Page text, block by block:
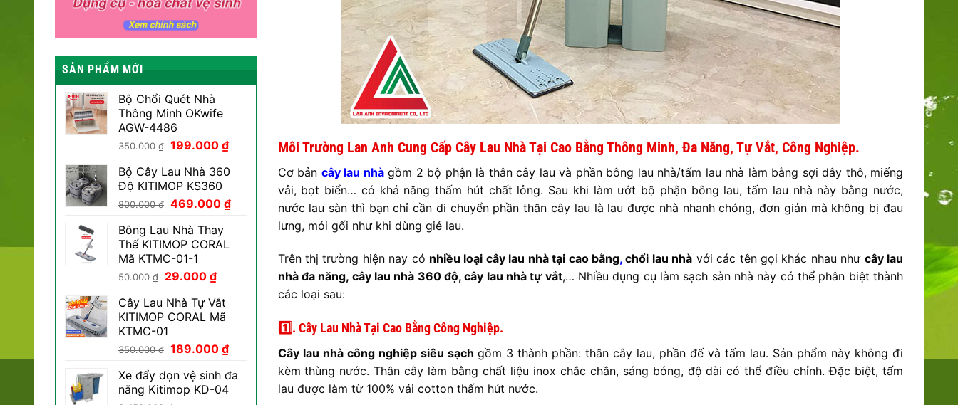
SẢN PHẨM MỚI
Bộ Chổi Quét Nhà
Thông Minh OKwife
AGW-4486
350.000₫ Giá
là:
350.000 ₫.
199.000 ₫Giá
tại
199.000 ₫.
Bộ Cây Lau Nhà 360
Độ KITIMOP KS360
800.000₫ Giá
là:
800.000 ₫.
469.000 ₫Giá
469.000 ₫.
Bông Lau Nhà Thay
Thế KITIMOP CORAL
Mã KTMC-01-1
50.000₫
Giá
là:
50.000 ₫.
29.000 ₫Giá
tại
là:
Cây Lau Nhà Tự Vắt
KITIMOP CORAL Mã
KTMC-01
350.000₫ Giá
là:
350.000 ₫.
189.000 ₫Giá
tại
là:
Xe đẩy dọn vệ sinh đa
năng Kitimop KD-04
Môi Trường Lan Anh Cung Cấp Cây Lau Nhà Tại Cao Bằng Thông Minh, Đa Năng, Tự Vắt, Công Nghiệp.
Cơ bản cây lau nhàgồm 2 bộ phận là thân cây lau và phần bông lau nhà/tấm lau nhà làm bằng sợi dây thô, miếng
vải, bọt biển… có khả năng thấm hút chất lỏng. Sau khi làm ướt bộ phận bông lau, tấm lau nhà này bằng nước,
nước lau sàn thì bạn chỉ cần di chuyển phần thân cây lau là lau được nhà nhanh chóng, đơn giản mà không bị đau
lưng, mỏi gối như khi dùng giẻ lau.
Trên thị trường hiện nay có nhiều loại cây lau nhà tại cao bằng,chổi lau nhà với các tên gọi khác nhau như cây lau
nhà đa năng, cây lau nhà 360 độ, cây lau nhà tự vắt,… Nhiều dụng cụ làm sạch sàn nhà này có thể phân biệt thành
các loại sau:
1️⃣. Cây Lau Nhà Tại Cao BằngCông Nghiệp.
Cây lau nhà công nghiệp siêu sạch gồm 3 thành phần: thân cây lau, phần đế và tấm lau. Sản phẩm này không đi
kèm thùng nước. Thân cây làm bằng chất liệu inox chắc chắn, sáng bóng, độ dài có thể điều chỉnh. Đặc biệt, tấm
lau được làm từ 100% vải cotton thấm hút nước.